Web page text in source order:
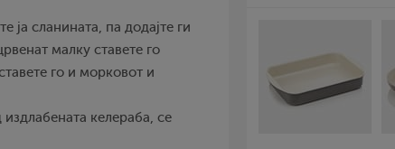
ја сланината, па додајте ги
малку ставете го
го и морковот и
издлабената келераба, се